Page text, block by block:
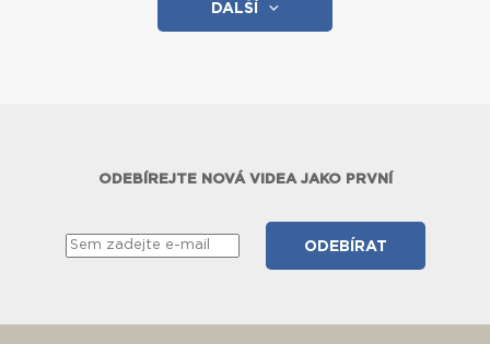
DALŠÍ
ODEBÍREJTE NOVÁ VIDEA JAKO PRVNÍ